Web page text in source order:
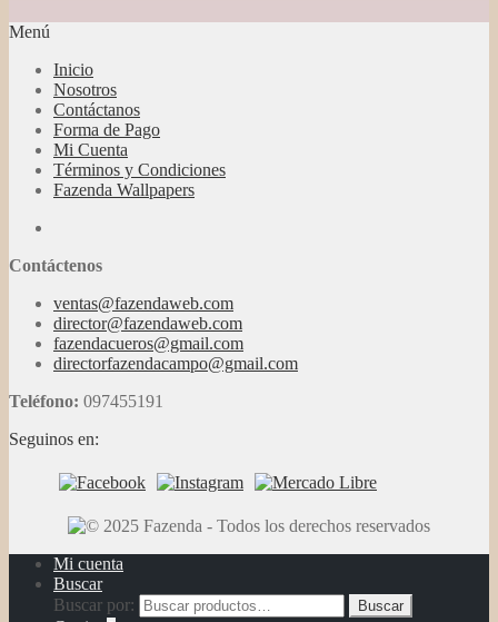
Menú
Inicio
Nosotros
Contáctanos
Forma de Pago
Mi Cuenta
Términos y Condiciones
Fazenda Wallpapers
Contáctenos
ventas@fazendaweb.com
director@fazendaweb.com
fazendacueros@gmail.com
directorfazendacampo@gmail.com
Teléfono: 097455191
Seguinos en:
Mi cuenta
Buscar
Buscar por:
Buscar